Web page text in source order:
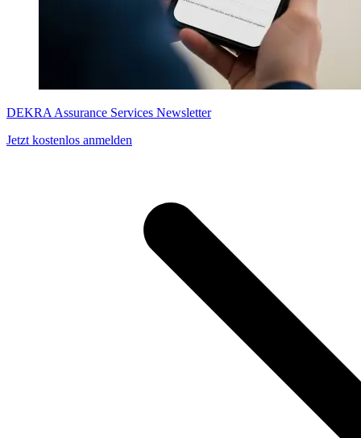
DEKRA Assurance Services Newsletter
Jetzt kostenlos anmelden